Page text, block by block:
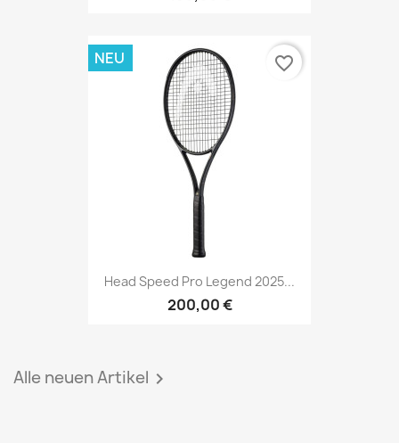
Head Speed Pro Legend 2025...
200,00 €
NEU favorite_border
Alle neuen Artikel 